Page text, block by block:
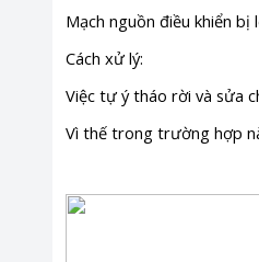
Mạch nguồn điều khiển
Cách xử lý:
Việc tự ý tháo rời và sửa
Vì thế trong trường hợp